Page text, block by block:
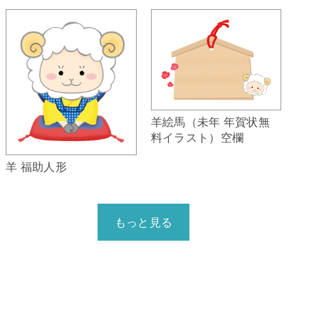
羊 福助人形
羊絵馬（未年 年賀状無
料イラスト）空欄
もっと見る